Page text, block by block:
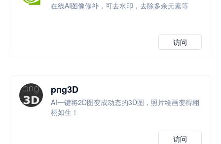
在线AI图像修补，可去水印，去除多余元素等
访问
png3D
AI一键将2D图变成动态的3D图，照片绘画变得栩
栩如生！
访问